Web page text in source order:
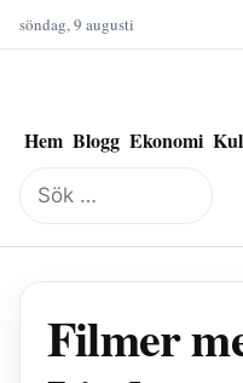
söndag, 9 augusti
Hem Blogg Ekonomi
Sök
efter:
Filmer